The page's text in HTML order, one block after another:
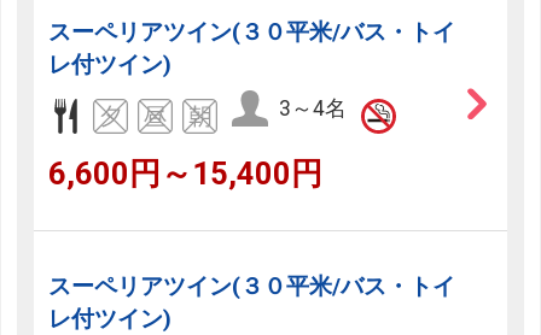
スーペリアツイン(３０平米/バス・トイ
レ付ツイン)
3～4名
6,600円～15,400円
スーペリアツイン(３０平米/バス・トイ
レ付ツイン)